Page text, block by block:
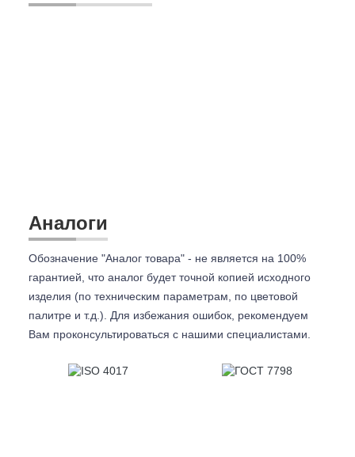
Аналоги
Обозначение "Аналог товара" - не является на 100%
гарантией, что аналог будет точной копией исходного
изделия (по техническим параметрам, по цветовой
палитре и т.д.). Для избежания ошибок, рекомендуем
Вам проконсультироваться с нашими специалистами.